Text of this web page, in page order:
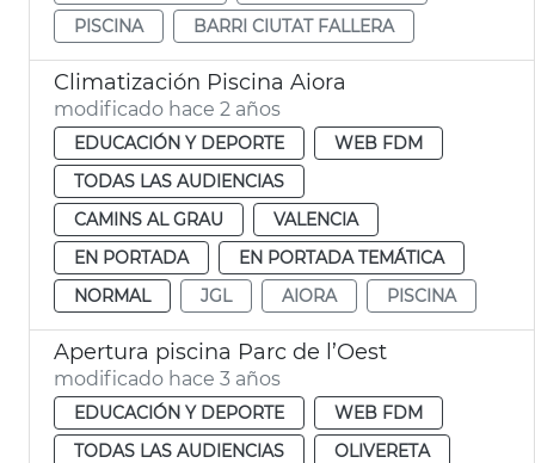
PISCINA
BARRI CIUTAT FALLERA
Climatización Piscina Aiora
modificado hace 2 años
EDUCACIÓN Y DEPORTE
WEB FDM
TODAS LAS AUDIENCIAS
CAMINS AL GRAU
VALENCIA
EN PORTADA
EN PORTADA TEMÁTICA
NORMAL
JGL AIORA PISCINA
Apertura piscina Parc de l’Oest
modificado hace 3 años
EDUCACIÓN Y DEPORTE
WEB FDM
TODAS LAS AUDIENCIAS
OLIVERETA